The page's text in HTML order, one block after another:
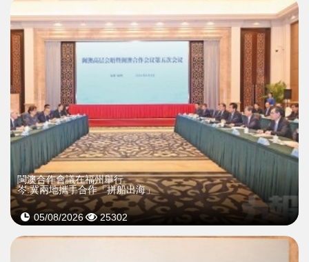
閩澳合作會議在福州舉行
岑:冀兩地攜手合作「拼船出海」
05/08/2026 25302